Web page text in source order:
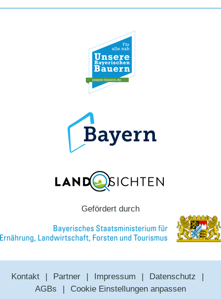
Gefördert durch
Kontakt Partner Impressum
Datenschutz
AGBs
Cookie Einstellungen anpassen